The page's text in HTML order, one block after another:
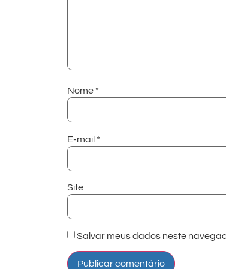
Nome *
E-mail *
Site
Salvar meus dados neste